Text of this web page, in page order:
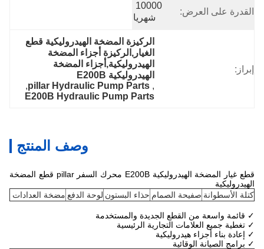
القدرة على العرض:
10000
شهريا
إبراز:
الركيزة المضخة الهيدروليكية قطع
الغيار,الركيزة أجزاء المضخة
الهيدروليكية,أجزاء المضخة
الهيدروليكية E200B
,
pillar Hydraulic Pump Parts
,
E200B Hydraulic Pump Parts
وصف المنتج
قطع غيار المضخة الهيدروليكية E200B محرك السفر pillar قطع المضخة
الهيدروليكية
كتلة الأسطوانةصفيحة الصمامحذاء البستون لوحة الدفعمضخة العدادات
✓ قائمة واسعة من القطع الجديدة والمستخدمة
✓ تغطية جميع العلامات التجارية الرئيسية
✓ إعادة بناء أجزاء هيدروليكية
✓ برامج الصيانة الوقائية